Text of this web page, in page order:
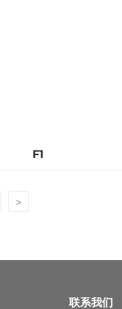
F1
>
联系我们